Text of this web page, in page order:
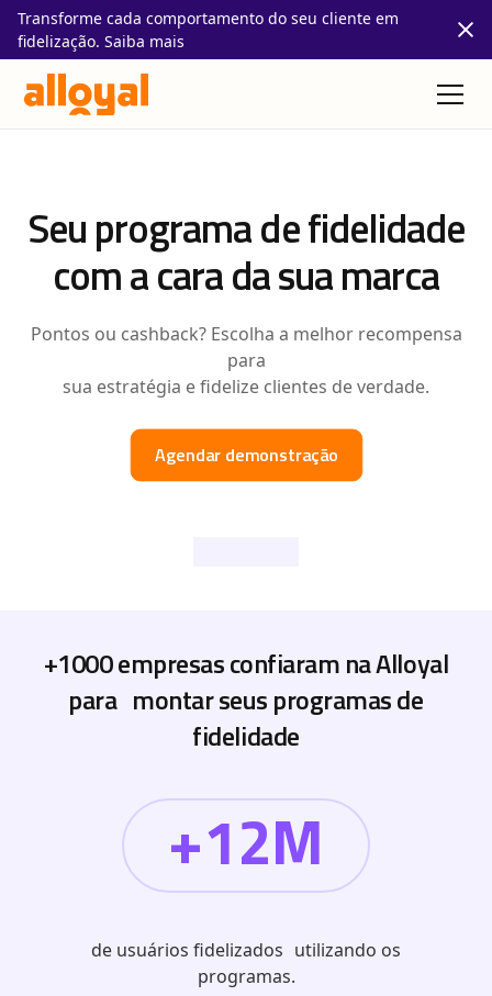
Transforme cada comportamento do seu cliente em
fidelização. Saiba mais
Seu programa de fidelidade
com a cara da sua marca
Pontos ou cashback? Escolha a melhor recompensa
para
sua estratégia e fidelize clientes de verdade.
Agendar demonstração
+1000 empresas confiaram na Alloyal
para montar seus programas de
fidelidade
+12M
de usuários fidelizados utilizando os
programas.